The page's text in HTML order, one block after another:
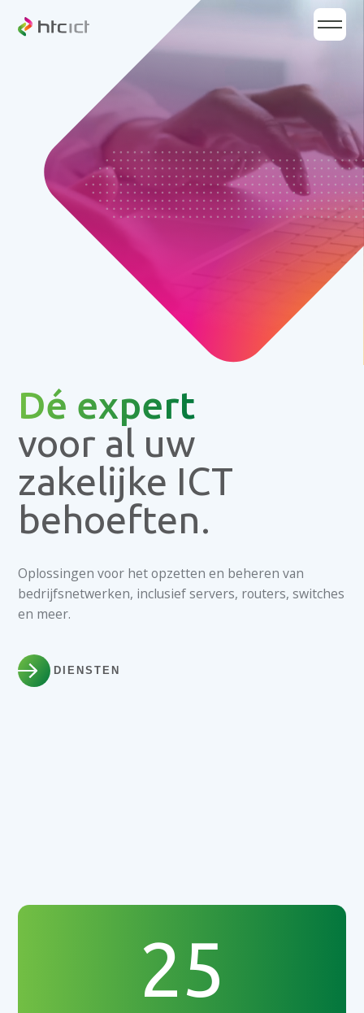
Dé expert
voor al uw
zakelijke ICT
behoeften.
Oplossingen voor het opzetten en beheren van
bedrijfsnetwerken, inclusief servers, routers, switches
en meer.
DIENSTEN
25